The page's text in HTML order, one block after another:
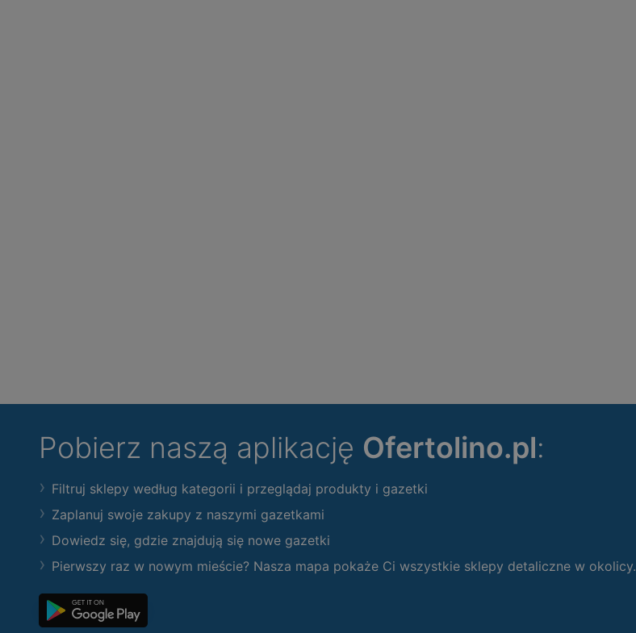
Pobierz naszą aplikację Ofertolino.pl:
Filtruj sklepy według kategorii i przeglądaj produkty i gazetki
Zaplanuj swoje zakupy z naszymi gazetkami
Dowiedz się, gdzie znajdują się nowe gazetki
Pierwszy raz w nowym mieście? Nasza mapa pokaże Ci wszystkie sklepy detaliczne w okolicy.